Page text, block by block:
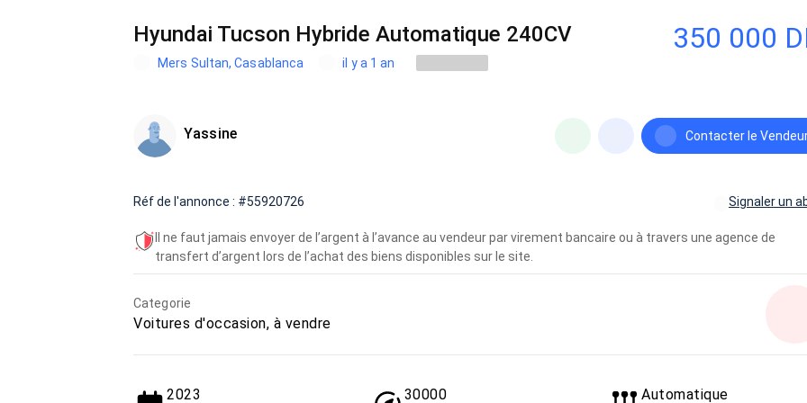
Hyundai Tucson Hybride Automatique 240CV
Mers Sultan, Casablanca il y a 1 an
350 000
Yassine Contacter le
Réf de l'annonce : #55920726 Signaler un
Il ne faut jamais envoyer de l’argent à l’avance au vendeur par virement bancaire ou à travers une agence de
transfert d’argent lors de l’achat des biens disponibles sur le site.
Categorie
Voitures d'occasion, à vendre
2023 30000 Automatique